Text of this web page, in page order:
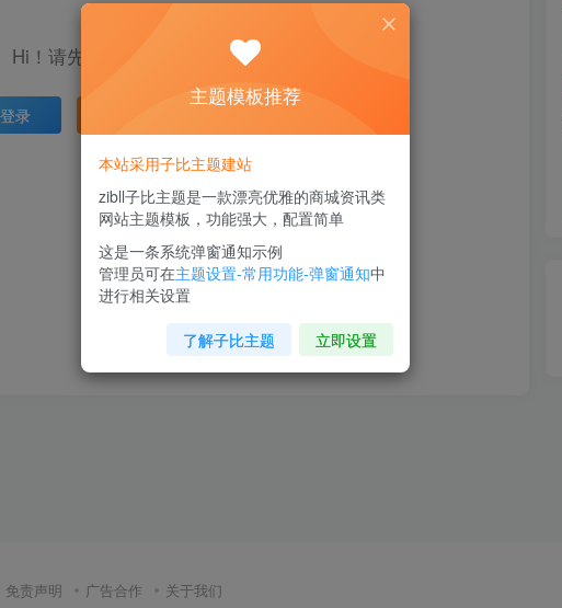
Hi！请先登录
登录
免责声明 广告合作 关于我们
主题模板推荐
本站采用子比主题建站
zibll子比主题是一款漂亮优雅的商城资讯类
网站主题模板，功能强大，配置简单
这是一条系统弹窗通知示例
管理员可在主题设置-常用功能-弹窗通知中
进行相关设置
了解子比主题 立即设置